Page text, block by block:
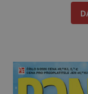
pracujete na
nepřirozené